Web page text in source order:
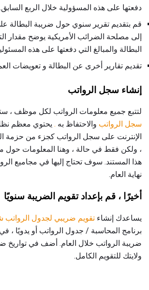
دفعتها على هذه المسؤولية خلال الربع السابق.
قم بتقديم تقرير سنوي حول ضريبة البطالة
إلى مصلحة الضرائب الأمريكية يوضح مقدار
البطالة والمبالغ التي دفعتها على هذه
تقديم تقارير أخرى عن البطالة و تعويضات
إنشاء سجل الرواتب
لتتبع جميع معلومات الرواتب لكل موظف ،
سجل الرواتب والاحتفاظ به . يحتوي معظم
الإنترنت على سجل الرواتب كجزء من حزمة
، ولكن فقط في حالة ، وهنا المعلومات حول
هذا المستند. سوف تحتاج إليها في مجاميع
نهاية العام.
أخيرًا ، قم بإعداد تقويم الضريبة سنويًا
يساعدك إنشاء تقويم ضريبي لجدول الرواتب
برنامج المحاسبة / جدول الرواتب أو يدويًا ،
ضريبة الرواتب خلال العام. أضف في تواريخ
ولايتك للتقويم الكامل.